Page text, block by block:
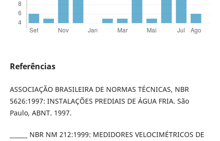
Referências
ASSOCIAÇÃO BRASILEIRA DE NORMAS TÉCNICAS, NBR
5626:1997: INSTALAÇÕES PREDIAIS DE ÁGUA FRIA. São
Paulo, ABNT. 1997.
______ NBR NM 212:1999: MEDIDORES VELOCIMÉTRICOS DE